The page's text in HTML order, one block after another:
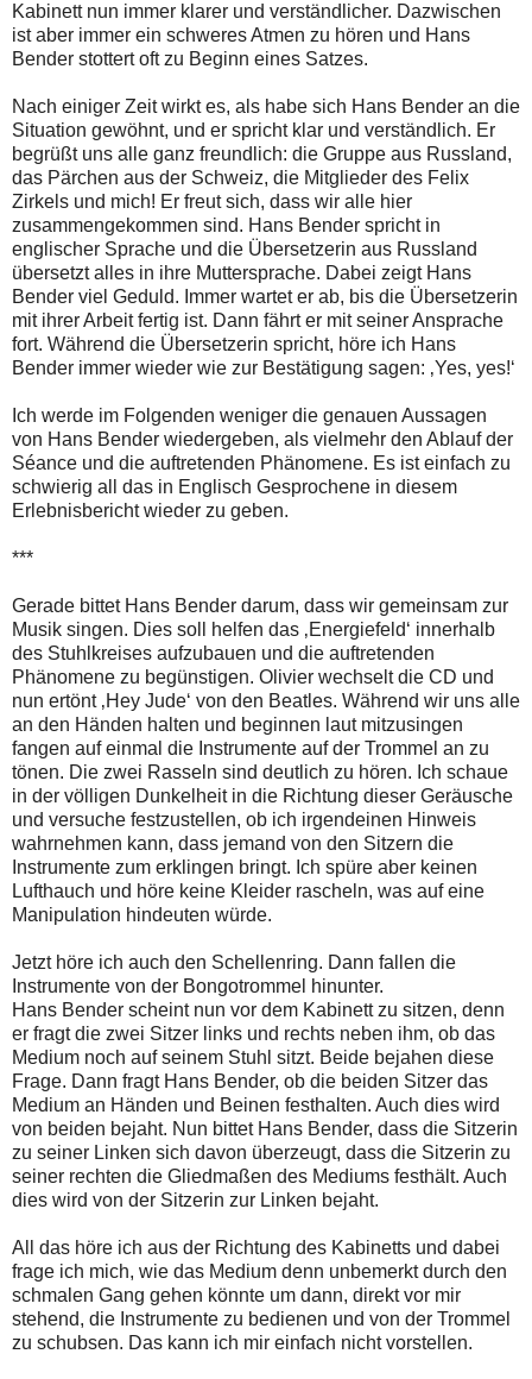
Kabinett nun immer klarer und verständlicher. Dazwischen
ist aber immer ein schweres Atmen zu hören und Hans
Bender stottert oft zu Beginn eines Satzes.
Nach einiger Zeit wirkt es, als habe sich Hans Bender an die
Situation gewöhnt, und er spricht klar und verständlich. Er
begrüßt uns alle ganz freundlich: die Gruppe aus Russland,
das Pärchen aus der Schweiz, die Mitglieder des Felix
Zirkels und mich! Er freut sich, dass wir alle hier
zusammengekommen sind. Hans Bender spricht in
englischer Sprache und die Übersetzerin aus Russland
übersetzt alles in ihre Muttersprache. Dabei zeigt Hans
Bender viel Geduld. Immer wartet er ab, bis die Übersetzerin
mit ihrer Arbeit fertig ist. Dann fährt er mit seiner Ansprache
fort. Während die Übersetzerin spricht, höre ich Hans
Bender immer wieder wie zur Bestätigung sagen: ‚Yes, yes!‘
Ich werde im Folgenden weniger die genauen Aussagen
von Hans Bender wiedergeben, als vielmehr den Ablauf der
Séance und die auftretenden Phänomene. Es ist einfach zu
schwierig all das in Englisch Gesprochene in diesem
Erlebnisbericht wieder zu geben.
***
Gerade bittet Hans Bender darum, dass wir gemeinsam zur
Musik singen. Dies soll helfen das ‚Energiefeld‘ innerhalb
des Stuhlkreises aufzubauen und die auftretenden
Phänomene zu begünstigen. Olivier wechselt die CD und
nun ertönt ‚Hey Jude‘ von den Beatles. Während wir uns alle
an den Händen halten und beginnen laut mitzusingen
fangen auf einmal die Instrumente auf der Trommel an zu
tönen. Die zwei Rasseln sind deutlich zu hören. Ich schaue
in der völligen Dunkelheit in die Richtung dieser Geräusche
und versuche festzustellen, ob ich irgendeinen Hinweis
wahrnehmen kann, dass jemand von den Sitzern die
Instrumente zum erklingen bringt. Ich spüre aber keinen
Lufthauch und höre keine Kleider rascheln, was auf eine
Manipulation hindeuten würde.
Jetzt höre ich auch den Schellenring. Dann fallen die
Instrumente von der Bongotrommel hinunter.
Hans Bender scheint nun vor dem Kabinett zu sitzen, denn
er fragt die zwei Sitzer links und rechts neben ihm, ob das
Medium noch auf seinem Stuhl sitzt. Beide bejahen diese
Frage. Dann fragt Hans Bender, ob die beiden Sitzer das
Medium an Händen und Beinen festhalten. Auch dies wird
von beiden bejaht. Nun bittet Hans Bender, dass die Sitzerin
zu seiner Linken sich davon überzeugt, dass die Sitzerin zu
seiner rechten die Gliedmaßen des Mediums festhält. Auch
dies wird von der Sitzerin zur Linken bejaht.
All das höre ich aus der Richtung des Kabinetts und dabei
frage ich mich, wie das Medium denn unbemerkt durch den
schmalen Gang gehen könnte um dann, direkt vor mir
stehend, die Instrumente zu bedienen und von der Trommel
zu schubsen. Das kann ich mir einfach nicht vorstellen.